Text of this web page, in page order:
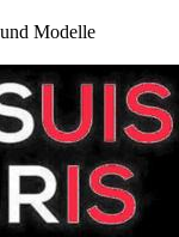
Modelle